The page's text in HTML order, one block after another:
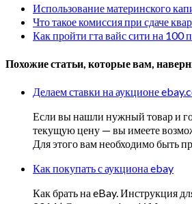
Использование материнского
Что такое комиссия при сдаче
Как пройти гта вайс сити на 100
Похожие статьи, которые вам,
Делаем ставки на аукционе
Если вы нашли нужный товар и
текущую цену — вы имеете
Для этого вам необходимо быть
Как покупать с аукциона ebay
Как брать на eBay. Инструкция